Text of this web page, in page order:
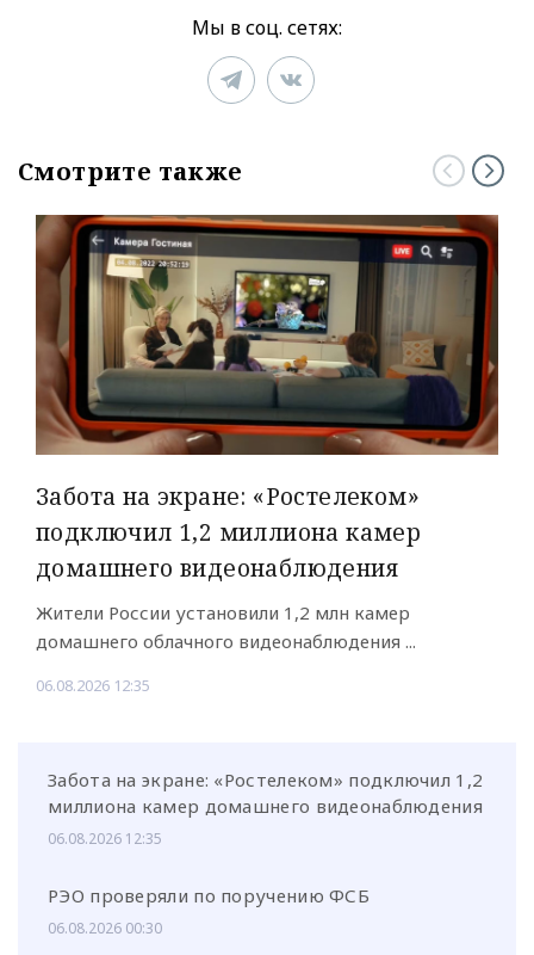
Мы в соц. сетях:
Смотрите также
Забота на экране: «Ростелеком»
подключил 1,2 миллиона камер
домашнего видеонаблюдения
Жители России установили 1,2 млн камер
домашнего облачного видеонаблюдения ...
06.08.2026 12:35
Забота на экране: «Ростелеком» подключил 1,2
миллиона камер домашнего видеонаблюдения
06.08.2026 12:35
РЭО проверяли по поручению ФСБ
06.08.2026 00:30